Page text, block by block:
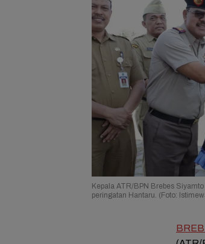
Kepala ATR/BPN Brebes
peringatan Hantaru. (Foto: